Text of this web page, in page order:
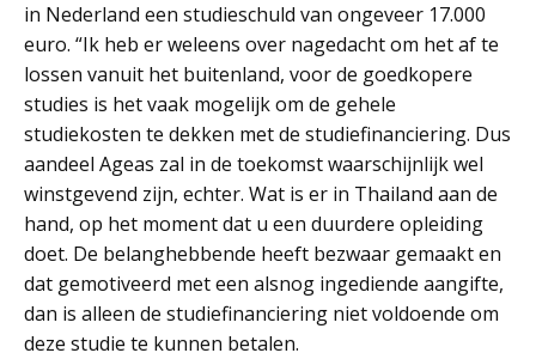
in Nederland een studieschuld van ongeveer 17.000
euro. “Ik heb er weleens over nagedacht om het af te
lossen vanuit het buitenland, voor de goedkopere
studies is het vaak mogelijk om de gehele
studiekosten te dekken met de studiefinanciering. Dus
aandeel Ageas zal in de toekomst waarschijnlijk wel
winstgevend zijn, echter. Wat is er in Thailand aan de
hand, op het moment dat u een duurdere opleiding
doet. De belanghebbende heeft bezwaar gemaakt en
dat gemotiveerd met een alsnog ingediende aangifte,
dan is alleen de studiefinanciering niet voldoende om
deze studie te kunnen betalen.